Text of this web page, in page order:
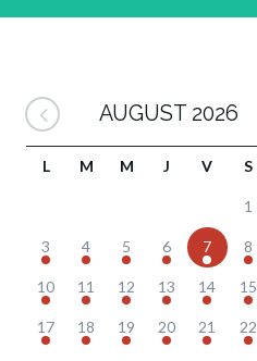
AUGUST 2026
L M M J V S
1
3 4 5 6 7 8
10 11 12 13 14 15
17 18 19 20 21 22